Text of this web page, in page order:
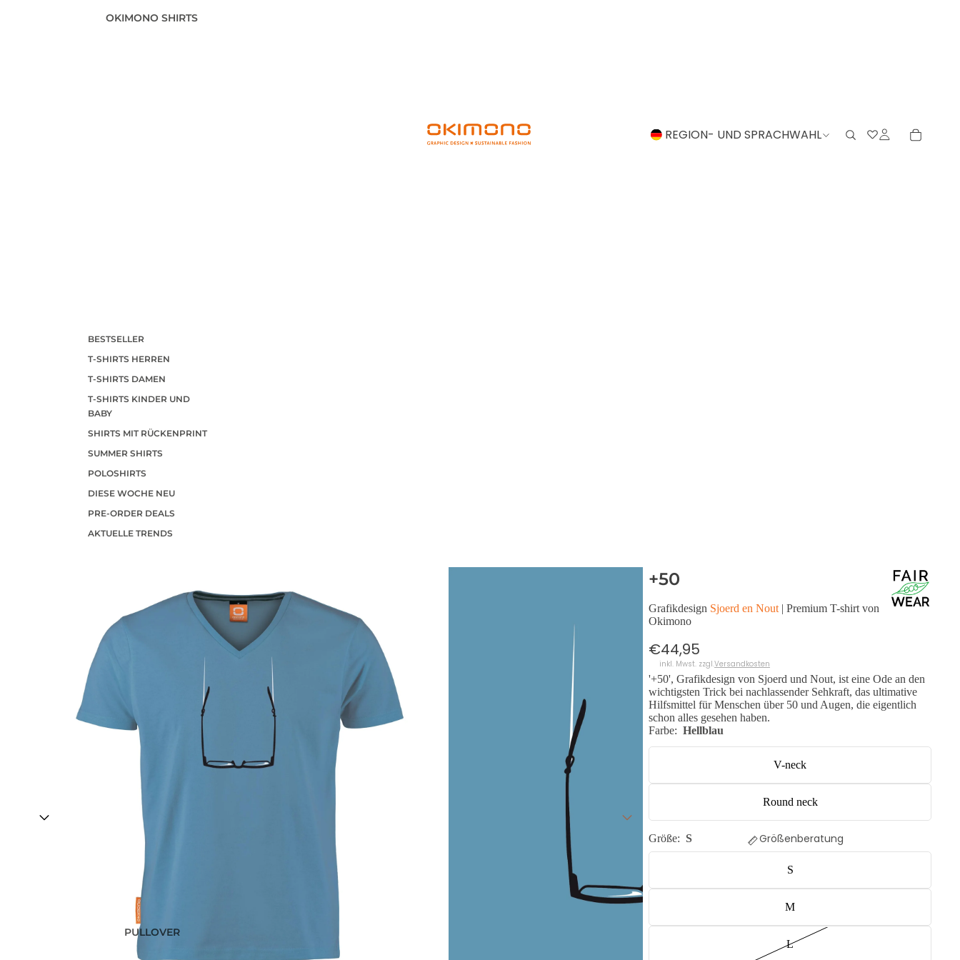
OKIMONO SHIRTS
BESTSELLER
T-SHIRTS HERREN
T-SHIRTS DAMEN
T-SHIRTS KINDER UND
BABY
SHIRTS MIT RÜCKENPRINT
SUMMER SHIRTS
POLOSHIRTS
DIESE WOCHE NEU
PRE-ORDER DEALS
AKTUELLE TRENDS
PULLOVER
REGION- UND SPRACHWAHL
+50
Grafikdesign Sjoerd en Nout | Premium T-shirt von
Okimono
€44,95
inkl. Mwst. zzgl.Versandkosten
'+50', Grafikdesign von Sjoerd und Nout, ist eine Ode an den
wichtigsten Trick bei nachlassender Sehkraft, das ultimative
Hilfsmittel für Menschen über 50 und Augen, die eigentlich
schon alles gesehen haben.
Farbe: Hellblau
V-neck
Round neck
Größe: S Größenberatung
S
M
L